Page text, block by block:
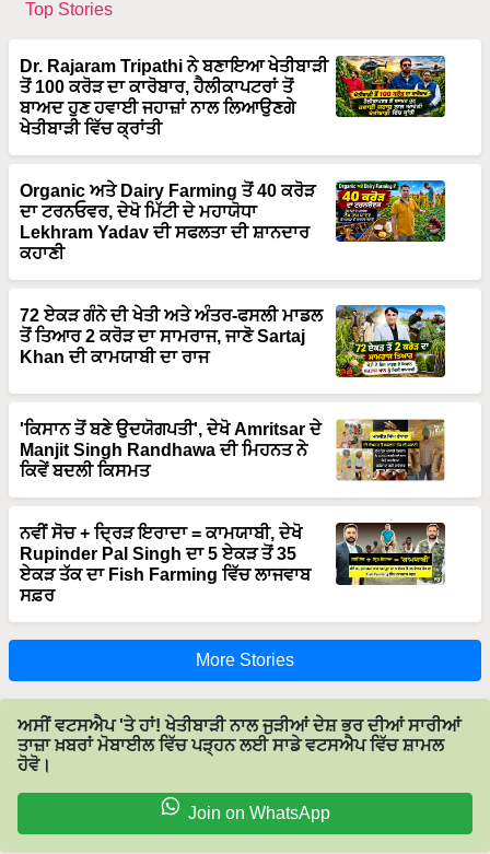
ਤੋਂ 100 ਕਰੋੜ ਦਾ ਕਾਰੋਬਾਰ, ਹੈਲੀਕਾਪਟਰਾਂ ਤੋਂ
ਬਾਅਦ ਹੁਣ ਹਵਾਈ ਜਹਾਜ਼ਾਂ ਨਾਲ ਲਿਆਉਣਗੇ
ਖੇਤੀਬਾੜੀ ਵਿੱਚ ਕ੍ਰਾਂਤੀ
Organic ਅਤੇ Dairy Farming ਤੋਂ 40 ਕਰੋੜ
ਦਾ ਟਰਨਓਵਰ, ਦੇਖੋ ਮਿੱਟੀ ਦੇ ਮਹਾਯੋਧਾ
Lekhram Yadav ਦੀ ਸਫਲਤਾ ਦੀ ਸ਼ਾਨਦਾਰ
ਕਹਾਣੀ
72 ਏਕੜ ਗੰਨੇ ਦੀ ਖੇਤੀ ਅਤੇ ਅੰਤਰ-ਫਸਲੀ ਮਾਡਲ
ਤੋਂ ਤਿਆਰ 2 ਕਰੋੜ ਦਾ ਸਾਮਰਾਜ, ਜਾਣੋ Sartaj
Khan ਦੀ ਕਾਮਯਾਬੀ ਦਾ ਰਾਜ
'ਕਿਸਾਨ ਤੋਂ ਬਣੇ ਉਦਯੋਗਪਤੀ', ਦੇਖੋ Amritsar ਦੇ
Manjit Singh Randhawa ਦੀ ਮਿਹਨਤ ਨੇ
ਕਿਵੇਂ ਬਦਲੀ ਕਿਸਮਤ
ਨਵੀਂ ਸੋਚ + ਦ੍ਰਿੜ ਇਰਾਦਾ = ਕਾਮਯਾਬੀ, ਦੇਖੋ
Rupinder Pal Singh ਦਾ 5 ਏਕੜ ਤੋਂ 35
ਏਕੜ ਤੱਕ ਦਾ Fish Farming ਵਿੱਚ ਲਾਜਵਾਬ
ਸਫ਼ਰ
More Stories
ਤਾਜ਼ਾ ਖ਼ਬਰਾਂ ਮੋਬਾਈਲ ਵਿੱਚ ਪੜ੍ਹਨ ਲਈ ਸਾਡੇ ਵਟਸਐਪ ਵਿੱਚ ਸ਼ਾਮਲ
ਹੋਵੋ।